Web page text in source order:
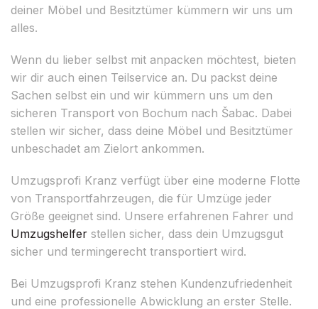
deiner Möbel und Besitztümer kümmern wir uns um
alles.
Wenn du lieber selbst mit anpacken möchtest, bieten
wir dir auch einen Teilservice an. Du packst deine
Sachen selbst ein und wir kümmern uns um den
sicheren Transport von Bochum nach Šabac. Dabei
stellen wir sicher, dass deine Möbel und Besitztümer
unbeschadet am Zielort ankommen.
Umzugsprofi Kranz verfügt über eine moderne Flotte
von Transportfahrzeugen, die für Umzüge jeder
Größe geeignet sind. Unsere erfahrenen Fahrer und
Umzugshelfer stellen sicher, dass dein Umzugsgut
sicher und termingerecht transportiert wird.
Bei Umzugsprofi Kranz stehen Kundenzufriedenheit
und eine professionelle Abwicklung an erster Stelle.